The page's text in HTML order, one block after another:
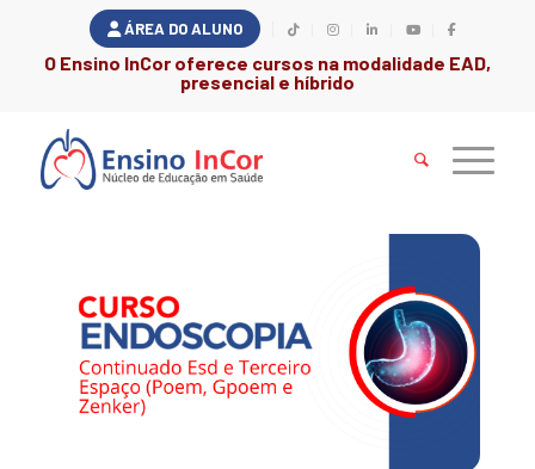
ÁREA DO ALUNO
O Ensino InCor oferece cursos na modalidade EAD,
presencial e híbrido